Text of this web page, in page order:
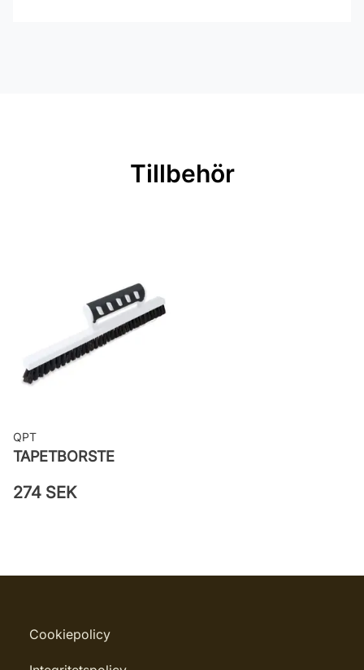
Mönsterrepetition: 53 cm
woven
Applicering av lim: Lim strykes på
väggen
Leverantörens artikelnummer: 6984
Tillbehör
QPT
TAPETBORSTE
274 SEK
Cookiepolicy